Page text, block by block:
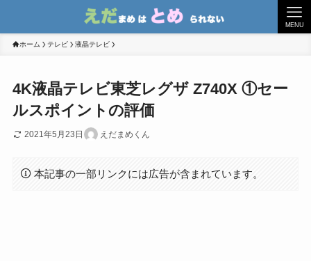
MENU
ホーム テレビ 液晶テレビ
4K液晶テレビ東芝レグザ Z740X ①セー
ルスポイントの評価
2021年5月23日 えだまめくん
本記事の一部リンクには広告が含まれています。